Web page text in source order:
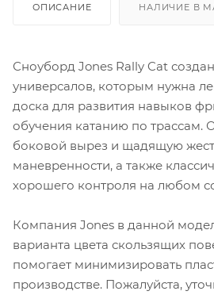
ОПИСАНИЕ НАЛИЧИЕ В
Сноуборд Jones Rally Cat
универсалов, которым нужна
доска для развития навыков
обучения катанию по трассам.
боковой вырез и щадящую
маневренности, а также
хорошего контроля на любом
Компания Jones в данной
варианта цвета скользящих
помогает минимизировать
производстве. Пожалуйста,